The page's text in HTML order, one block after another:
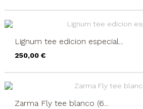
Lignum tee edicion especial...
Precio
250,00 €
Zarma Fly tee blanco (6...